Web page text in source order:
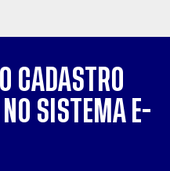
CADASTRO
SISTEMA E-